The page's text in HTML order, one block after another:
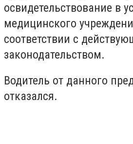
освидетельствование в
медицинского
соответствии с
законодательством.
Водитель от данного
отказался.